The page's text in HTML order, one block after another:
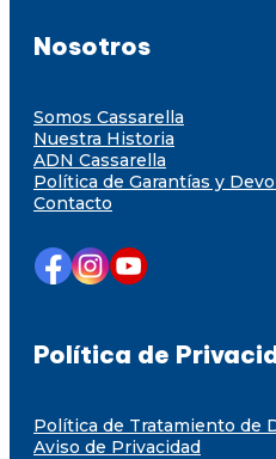
Nosotros
Somos Cassarella
Nuestra Historia
ADN Cassarella
Política de Garantías y
Contacto
Política de
Política de Tratamiento de
Aviso de Privacidad